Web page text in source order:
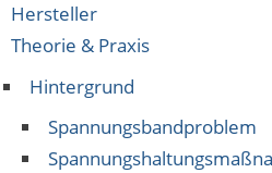
Hersteller
Theorie & Praxis
Hintergrund
Spannungsbandproblem